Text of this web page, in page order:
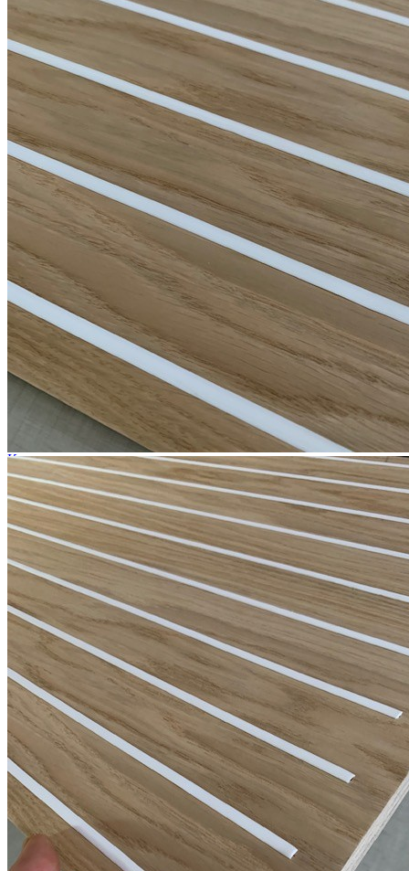
О нас
Доставка
Контакты
Товары
Серия TETRIS top (ТЕТРИС топ) для хранения столовых
приборов
Серия TETRIS more (ТЕТРИС мор) органайзеры для посуды
Серия ANY KITCHEN (ЭНИ КИЧЕН) модульная система
лотков и разделителей
Серия BLACKWOOD (БЛЭКВУД) модульная система в
уникальном дизайне
Серия PRIMA (ПРИМА) Орех
Кухонные аксессуары
Бутылочницы
Мебельные ручки
Коллекция TETRIS top
Контакты
+7 (495) 150-06-22 доб. 125
г. Москва, Международное шоссе, 4
sales@only-wood.com
График работы
Пн-Пт: 09:00 - 18:00
Наверх